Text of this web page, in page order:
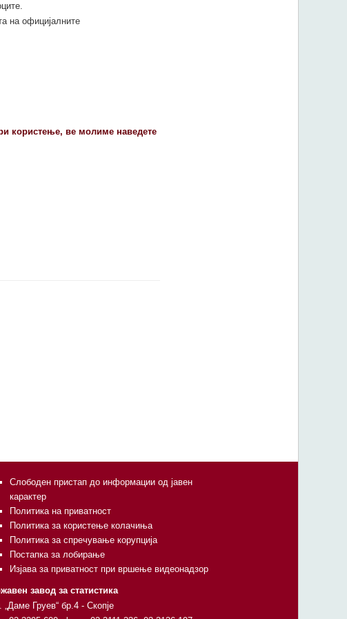
на официјалните
користење, ве молиме наведете
Слободен пристап до информации од јавен
карактер
Политика на приватност
Политика за користење колачиња
Политика за спречување корупција
Постапка за лобирање
Изјава за приватност при вршење видеонадзор
завод за статистика
„Даме Груев“ бр.4 - Скопје